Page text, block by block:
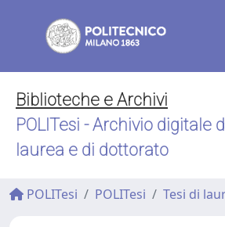
Biblioteche e Archivi
POLITesi - Archivio digitale
laurea e di dottorato
POLITesi POLITesi Tesi di